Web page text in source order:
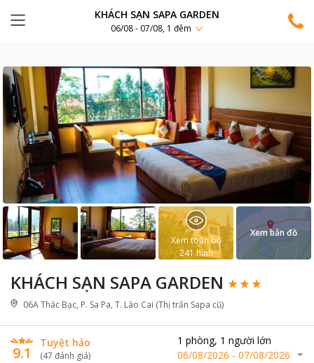
KHÁCH SẠN SAPA GARDEN
06/08 - 07/08, 1 đêm
KHÁCH SẠN SAPA GARDEN
06A Thác Bạc, P. Sa Pa, T. Lào Cai (Thị trấn Sapa cũ)
9.1
Tuyệt hảo
(47 đánh giá)
1 phòng, 1 người lớn
06/08/2026 - 07/08/2026
Xem toàn bộ
241 hình
Xem bản đồ